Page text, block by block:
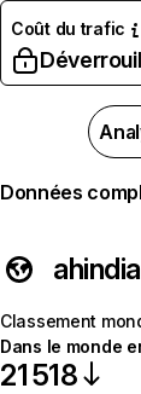
Coût du trafic
Données
Classement
Dans le monde
21 518